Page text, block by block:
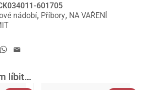
601705
nádobí, Příbory, NA VAŘENÍ
líbit…